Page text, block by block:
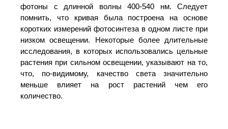
фотоны с длинной волны 400-540 нм. Следует
помнить, что кривая была построена на основе
коротких измерений фотосинтеза в одном листе при
низком освещении. Некоторые более длительные
исследования, в которых использовались цельные
растения при сильном освещении, указывают на то,
что, по-видимому, качество света значительно
меньше влияет на рост растений чем его
количество.